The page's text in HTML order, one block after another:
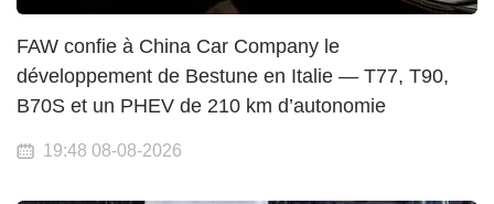
FAW confie à China Car Company le
développement de Bestune en Italie — T77, T90,
B70S et un PHEV de 210 km d’autonomie
19:48 08-08-2026